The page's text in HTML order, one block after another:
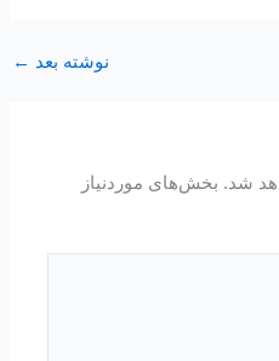
نوشته بعد ←
شد. بخش‌های موردنیاز